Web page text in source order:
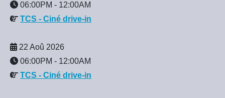
06:00PM - 12:00AM
TCS - Ciné drive-in
22 Aoû 2026
06:00PM - 12:00AM
TCS - Ciné drive-in